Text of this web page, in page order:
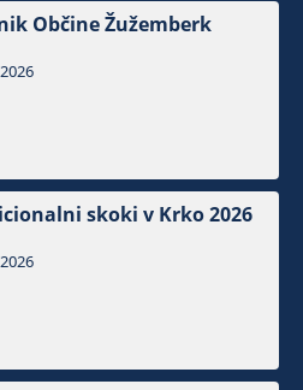
Občine Žužemberk
skoki v Krko 2026